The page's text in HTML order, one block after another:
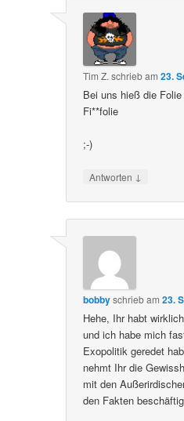
Tim Z. schriebam23.
Bei uns hieß die
Fi**folie
;-)
Antworten ↓
bobbyschriebam23.
Hehe, Ihr habt
und ich habe mich
Exopolitik geredet
nehmt Ihr die
mit den
den Fakten